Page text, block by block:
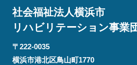
社会福祉法人横浜市
リハビリテーション事業
〒222-0035
横浜市港北区鳥山町1770